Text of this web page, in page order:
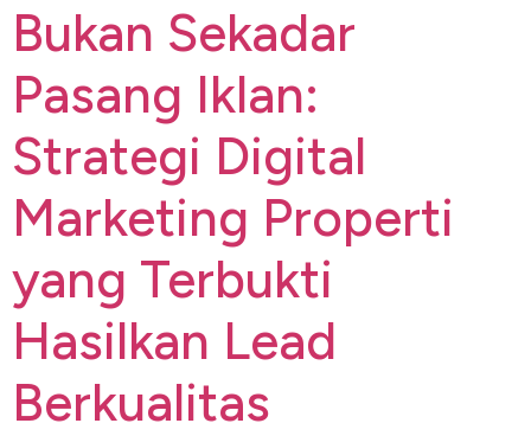
Bukan Sekadar
Pasang Iklan:
Strategi Digital
Marketing Properti
yang Terbukti
Hasilkan Lead
Berkualitas